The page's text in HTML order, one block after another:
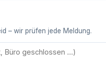
– wir prüfen jede Meldung.